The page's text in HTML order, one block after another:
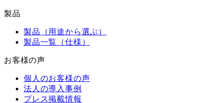
製品
製品（用途から選ぶ）
製品一覧（仕様）
お客様の声
個人のお客様の声
法人の導入事例
プレス掲載情報